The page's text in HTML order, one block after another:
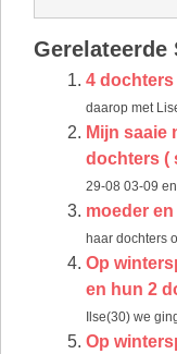
Gerelateerde
4 dochters
daarop met
Mijn saaie
dochters (
29-08 03-09
moeder
haar dochters
Op
en hun 2
Ilse(30) we
Op